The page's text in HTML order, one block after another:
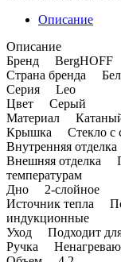
Описание
Описание
Бренд BergHOFF
Страна бренда
Серия Leo
Цвет Серый
Материал
Крышка Стекло с
Внутренняя
Внешняя отделка
температурам
Дно 2-слойное
Источник тепла
индукционные
Уход Подходит
Ручка